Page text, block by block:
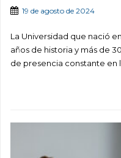
19 de agosto de 2024
La Universidad que nació
años de historia y más de
de presencia constante en